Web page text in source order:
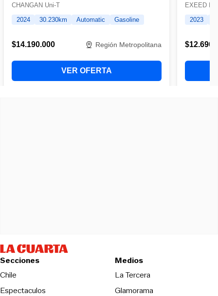
Secciones
Chile
Espectaculos
Medios
La TerceraOpens in new
Glamorama